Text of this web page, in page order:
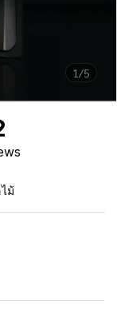
1/5
ม้